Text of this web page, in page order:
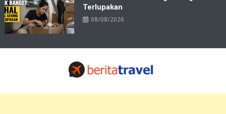
Terlupakan
08/08/2026
Travelbiz